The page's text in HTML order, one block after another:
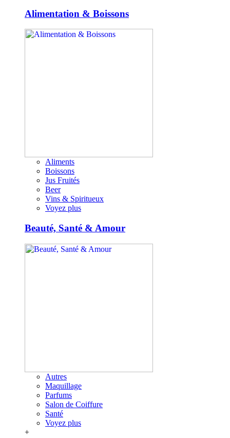
Alimentation & Boissons
Aliments
Boissons
Jus Fruités
Beer
Vins & Spiritueux
Voyez plus
Beauté, Santé & Amour
Autres
Maquillage
Parfums
Salon de Coiffure
Santé
Voyez plus
+